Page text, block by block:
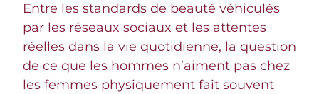
Entre les standards de beauté véhiculés
par les réseaux sociaux et les attentes
réelles dans la vie quotidienne, la question
de ce que les hommes n’aiment pas chez
les femmes physiquement fait souvent